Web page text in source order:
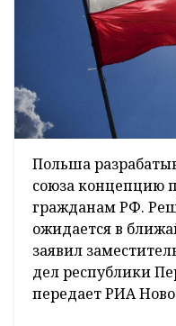
Польша
союза концепцию
гражданам РФ.
ожидается в
заявил
дел республики
передает РИА